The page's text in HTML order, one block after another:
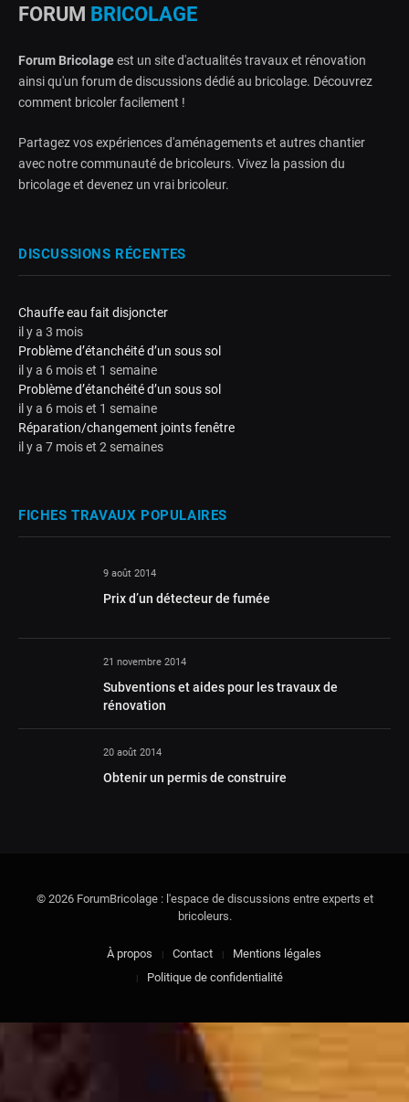
FORUM BRICOLAGE
Forum Bricolageest un site d'actualités travaux et rénovation
ainsi qu'un forum de discussions dédié au bricolage. Découvrez
comment bricoler facilement !
Partagez vos expériences d'aménagements et autres chantier
avec notre communauté de bricoleurs. Vivez la passion du
bricolage et devenez un vrai bricoleur.
DISCUSSIONS RÉCENTES
Chauffe eau fait disjoncter
il y a 3 mois
Problème d’étanchéité d’un sous sol
il y a 6 mois et 1 semaine
Problème d’étanchéité d’un sous sol
il y a 6 mois et 1 semaine
Réparation/changement joints fenêtre
il y a 7 mois et 2 semaines
FICHES TRAVAUX POPULAIRES
9 août 2014
Prix d’un détecteur de fumée
21 novembre 2014
Subventions et aides pour les travaux de
rénovation
20 août 2014
Obtenir un permis de construire
© 2026 ForumBricolage : l'espace de discussions entre experts et
bricoleurs.
À propos Contact
Mentions légales
Politique de confidentialité